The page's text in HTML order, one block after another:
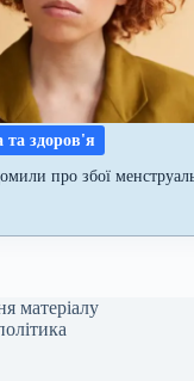
та здоров'я
про збої
матеріалу